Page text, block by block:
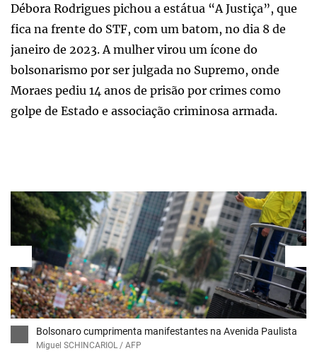
Débora Rodrigues pichou a estátua “A Justiça”, que
fica na frente do STF, com um batom, no dia 8 de
janeiro de 2023. A mulher virou um ícone do
bolsonarismo por ser julgada no Supremo, onde
Moraes pediu 14 anos de prisão por crimes como
golpe de Estado e associação criminosa armada.
Bolsonaro cumprimenta manifestantes na Avenida Paulista
Miguel SCHINCARIOL / AFP